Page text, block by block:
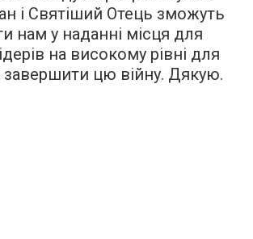
і Святіший Отець зможуть
нам у наданні місця для
на високому рівні для
цю війну. Дякую.